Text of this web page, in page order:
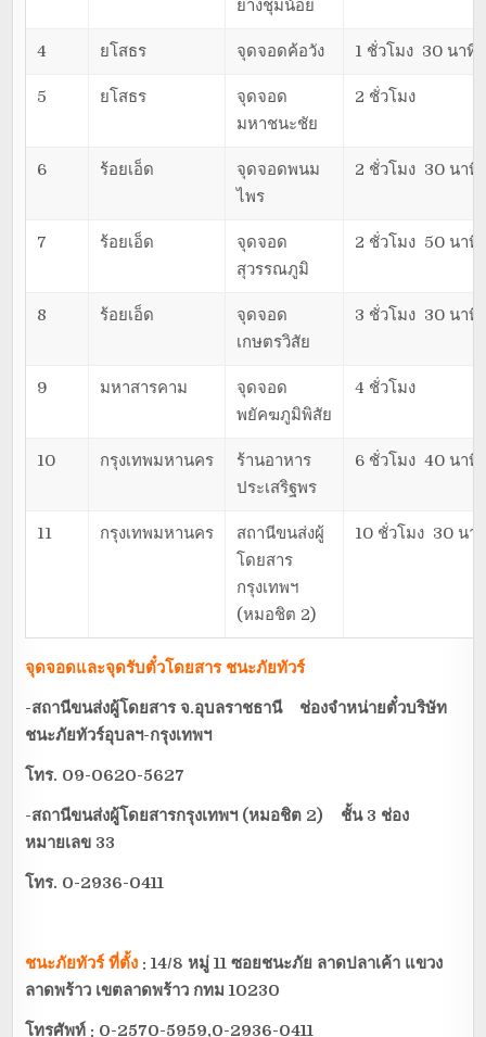
ยางชุมน้อย
4 ยโสธร จุดจอดค้อวัง 1 ชั่วโมง 30 นาที
5 ยโสธร
จุดจอด
มหาชนะชัย
2 ชั่วโมง
6 ร้อยเอ็ด
จุดจอดพนม
ไพร
2 ชั่วโมง 30 นาที
7 ร้อยเอ็ด
จุดจอด
สุวรรณภูมิ
2 ชั่วโมง 50 นาที
8 ร้อยเอ็ด
จุดจอด
เกษตรวิสัย
3 ชั่วโมง 30 นาที
9 มหาสารคาม
จุดจอด
พยัคฆภูมิพิสัย
4 ชั่วโมง
10 กรุงเทพมหานคร
ร้านอาหาร
ประเสริฐพร
6 ชั่วโมง 40 นาที
11 กรุงเทพมหานคร
สถานีขนส่งผู้
โดยสาร
กรุงเทพฯ
(หมอชิต 2)
10 ชั่วโมง 30 นา
จุดจอดและจุดรับตั๋วโดยสาร ชนะภัยทัวร์
-สถานีขนส่งผู้โดยสาร จ.อุบลราชธานี ช่องจำหน่ายตั๋วบริษัท
ชนะภัยทัวร์อุบลฯ-กรุงเทพฯ
โทร. 09-0620-5627
-สถานีขนส่งผู้โดยสารกรุงเทพฯ (หมอชิต 2) ชั้น 3 ช่อง
หมายเลข 33
โทร. 0-2936-0411
ชนะภัยทัวร์ที่ตั้ง : 14/8 หมู่11 ซอยชนะภัย ลาดปลาเค้า แขวง
ลาดพร้าว เขตลาดพร้าว กทม10230
โทรศัพท์ : 0-2570-5959,0-2936-0411